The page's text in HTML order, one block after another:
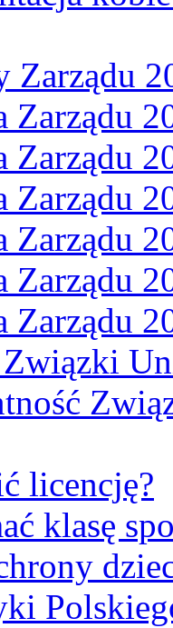
Zarządu
Zarządu
Zarządu
Zarządu
Zarządu
Zarządu
Zarządu
licencję?
klasę